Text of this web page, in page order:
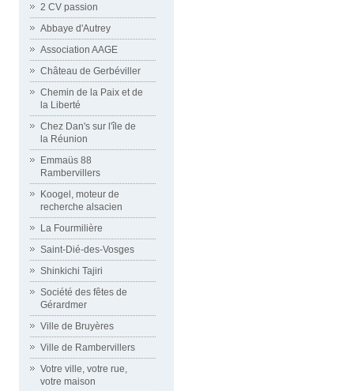
2 CV passion
Abbaye d'Autrey
Association AAGE
Château de Gerbéviller
Chemin de la Paix et de
la Liberté
Chez Dan's sur l'île de
la Réunion
Emmaüs 88
Rambervillers
Koogel, moteur de
recherche alsacien
La Fourmilière
Saint-Dié-des-Vosges
Shinkichi Tajiri
Société des fêtes de
Gérardmer
Ville de Bruyères
Ville de Rambervillers
Votre ville, votre rue,
votre maison